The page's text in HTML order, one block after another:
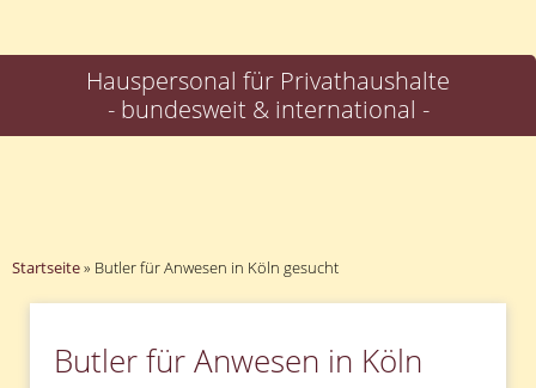
Hauspersonal für Privathaushalte
- bundesweit & international -
Startseite» Butler für Anwesen in Köln gesucht
Butler für Anwesen in Köln